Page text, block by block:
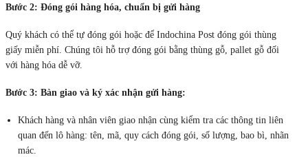
Bước 2: Đóng gói hàng hóa, chuẩn bị gửi hàng
Quý khách có thể tự đóng gói hoặc để Indochina Post đóng gói thùng
giấy miễn phí. Chúng tôi hỗ trợ đóng gói bằng thùng gỗ, pallet gỗ đối
với hàng hóa dễ vỡ.
Bước 3: Bàn giao và ký xác nhận gửi hàng:
Khách hàng và nhân viên giao nhận cùng kiểm tra các thông tin liên
quan đến lô hàng: tên, mã, quy cách đóng gói, số lượng, bao bì, nhãn
mác.